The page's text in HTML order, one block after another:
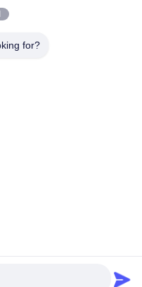
CO.,LTD . 複製権所
for?